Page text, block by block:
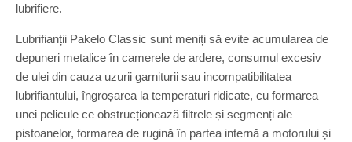
lubrifiere.
Lubrifianții Pakelo Classic sunt meniți să evite acumularea de
depuneri metalice în camerele de ardere, consumul excesiv
de ulei din cauza uzurii garniturii sau incompatibilitatea
lubrifiantului, îngroșarea la temperaturi ridicate, cu formarea
unei pelicule ce obstrucționează filtrele și segmenți ale
pistoanelor, formarea de rugină în partea internă a motorului și